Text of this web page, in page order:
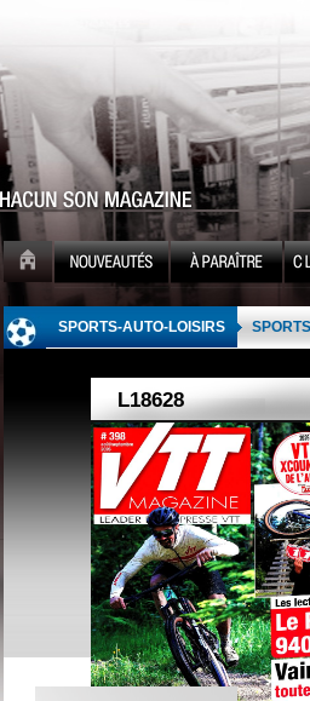
SPORTS-AUTO-LOISIRS SPORTS